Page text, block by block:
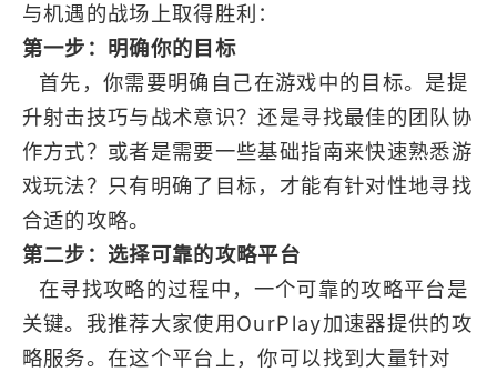
与机遇的战场上取得胜利：
第一步：明确你的目标
首先，你需要明确自己在游戏中的目标。是提
升射击技巧与战术意识？还是寻找最佳的团队协
作方式？或者是需要一些基础指南来快速熟悉游
戏玩法？只有明确了目标，才能有针对性地寻找
合适的攻略。
第二步：选择可靠的攻略平台
在寻找攻略的过程中，一个可靠的攻略平台是
关键。我推荐大家使用OurPlay加速器提供的攻
略服务。在这个平台上，你可以找到大量针对